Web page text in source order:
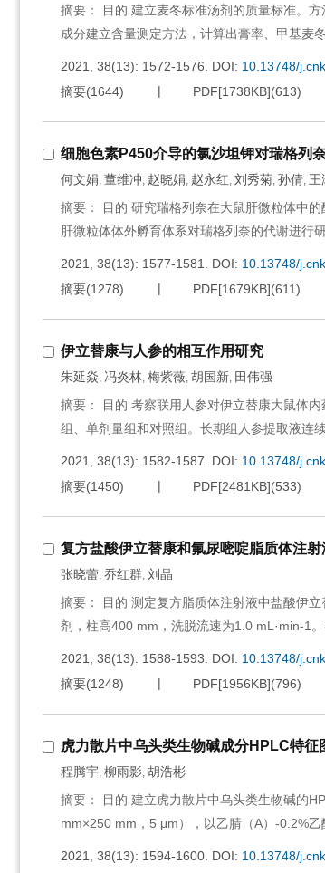
摘要： 目的 建立麦冬标准汤剂的质量标准。
成分建立含量测定方法，计算出膏率、甲基麦
2021, 38(13): 1572-1576. DOI: 10.13748/
摘要(1644) PDF[1738KB](613)
细胞色素P450介导的氯沙坦钾对瑞格列
何文娟, 董维冲, 赵晓娟, 赵永红, 刘秀菊, 孙倩, 王
摘要： 目的 研究瑞格列奈在大鼠肝微粒体中
肝微粒体体外孵育体系对瑞格列奈的代谢进行
2021, 38(13): 1577-1581. DOI: 10.13748/
摘要(1278) PDF[1679KB](611)
伊立替康与人参的相互作用研究
朱延焱, 冯炎林, 梅紫薇, 胡国新, 田伟强
摘要： 目的 考察联用人参对伊立替康大鼠体
组、单剂量组和对照组。长期组人参提取液连
2021, 38(13): 1582-1587. DOI: 10.13748/
摘要(1450) PDF[2481KB](533)
复方盐酸伊立替康和氟尿嘧啶脂质体注
张晓蕾, 乔红群, 刘晶
摘要： 目的 测定复方脂质体注射液中盐酸伊
剂，柱高400 mm，洗脱流速为1.0 mL·min-1
2021, 38(13): 1588-1593. DOI: 10.13748/
摘要(1248) PDF[1956KB](796)
虎力散片中乌头类生物碱成分HPLC特征
程腾宇, 柳雨影, 胡浩彬
摘要： 目的 建立虎力散片中乌头类生物碱的
mm×250 mm，5 μm），以乙腈（A）-0.2%
2021, 38(13): 1594-1600. DOI: 10.13748/